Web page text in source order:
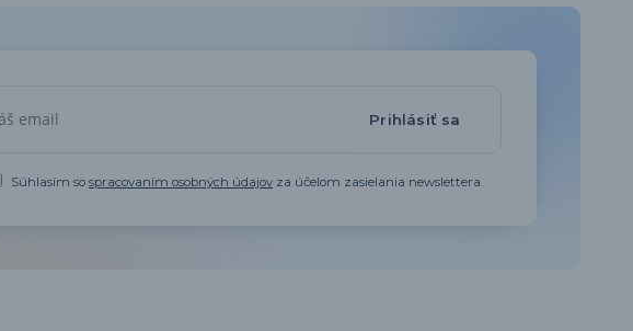
Prihlásiť sa
Súhlasím sospracovaním osobných údajov za účelom zasielania newslettera.